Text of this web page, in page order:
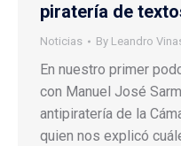
piratería de
Noticias By Leandro
En nuestro primer
con Manuel José
antipiratería de la
quien nos explicó